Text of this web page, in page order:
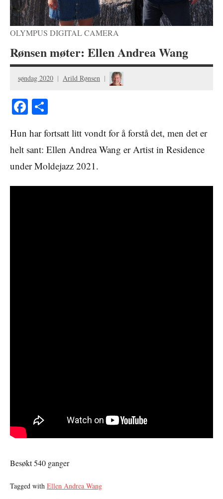
OLYMPUS DIGITAL CAMERA
Rønsen møter: Ellen Andrea Wang
søndag 2020 Arild Rønsen
Facebook
Hun har fortsatt litt vondt for å forstå det, men det er
helt sant: Ellen Andrea Wang er Artist in Residence
under Moldejazz 2021.
Besøkt 540 ganger
Tagged with Ellen Andrea Wang